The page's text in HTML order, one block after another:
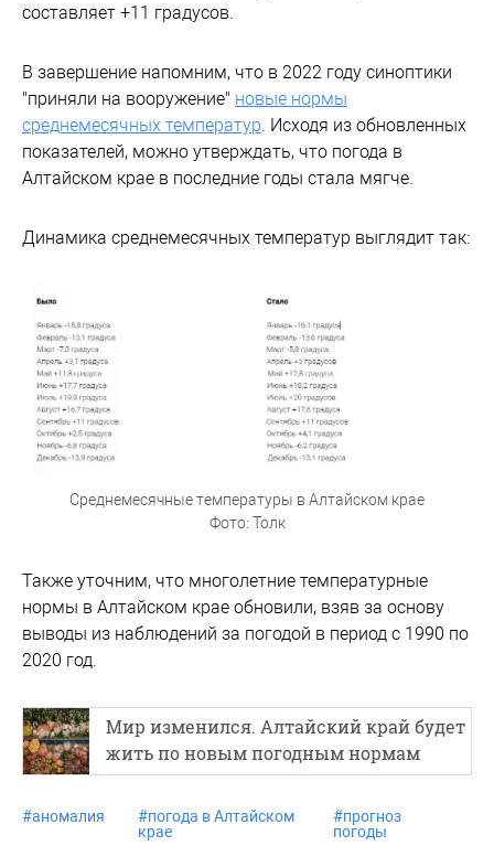
составляет +11 градусов.
В завершение напомним, что в 2022 году синоптики
"приняли на вооружение" новые нормы
среднемесячных температур . Исходя из обновленных
показателей, можно утверждать, что погода в
Алтайском крае в последние годы стала мягче.
Динамика среднемесячных температур выглядит так:
Среднемесячные температуры в Алтайском крае
Фото: Толк
Также уточним, что многолетние температурные
нормы в Алтайском крае обновили, взяв за основу
выводы из наблюдений за погодой в период с 1990 по
2020 год.
Мир изменился. Алтайский край будет
жить по новым погодным нормам
#аномалия #погода в Алтайском
крае
#прогноз
погоды